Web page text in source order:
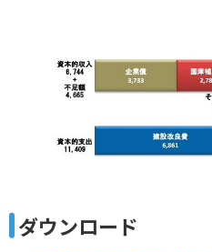
ダウンロード